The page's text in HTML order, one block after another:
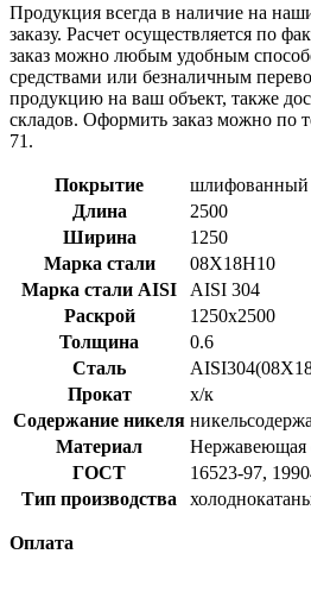
Продукция всегда в наличие на
заказу. Расчет осуществляется по
заказ можно любым удобным
средствами или безналичным
продукцию на ваш объект, также
складов. Оформить заказ можно по
71.
Покрытие
шлифованный
Длина
2500
Ширина
1250
Марка стали
08Х18Н10
Марка стали AISI
AISI 304
Раскрой
1250x2500
Толщина
0.6
Сталь
Прокат
х/к
Содержание никеля
Материал
Нержавеющая
ГОСТ
16523-97,
Тип производства
Оплата